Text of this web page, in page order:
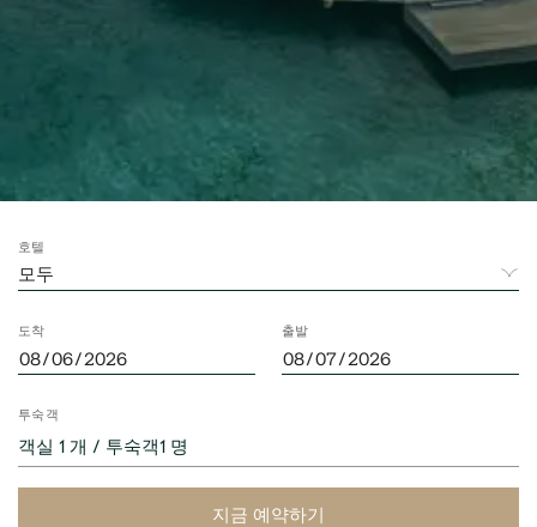
호텔
도착 출발
객실 1 개 / 투숙객1 명
투숙객
지금 예약하기